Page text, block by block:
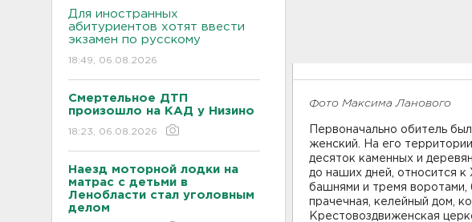
Для иностранных
абитуриентов хотят ввести
экзамен по русскому
18:49, 06.08.2026
Смертельное ДТП
произошло на КАД у Низино
18:23, 06.08.2026
Наезд моторной лодки на
матрас с детьми в
Ленобласти стал уголовным
делом
Фото Максима Ланового
Первоначально обитель
женский. На его
десяток каменных и
до наших дней, относится к
башнями и тремя воротами,
прачечная, келейный дом,
Крестовоздвиженская